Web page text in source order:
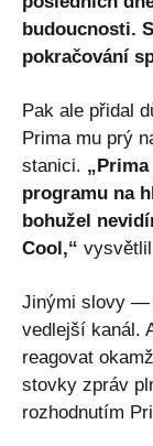
budoucnosti.
pokračování
Pak ale přidal
Prima mu prý
stanici.
programu na
bohužel
Cool,“
Jinými slovy —
vedlejší kanál.
reagovat
stovky zpráv
rozhodnutím